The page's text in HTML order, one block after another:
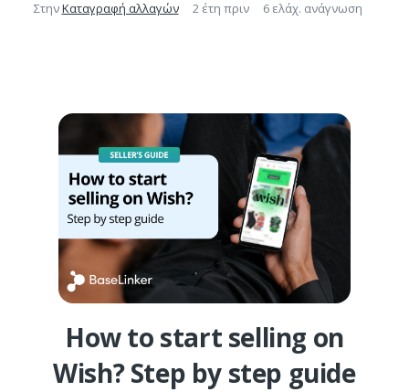
ΣτηνΚαταγραφή αλλαγών 2 έτη πριν 6 ελάχ. ανάγνωση
How to start selling on
Wish? Step by step guide